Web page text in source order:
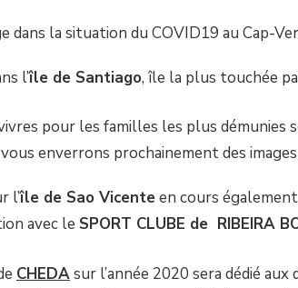
dans la situation du COVID19 au Cap-
l’île de Santiago, île la plus touchée
pour les familles les plus
enverrons prochainement des
l’île de Sao Vicenteen cours
avec le SPORT CLUBE de RIBEIRA
CHEDAsur l’année 2020 sera dédié